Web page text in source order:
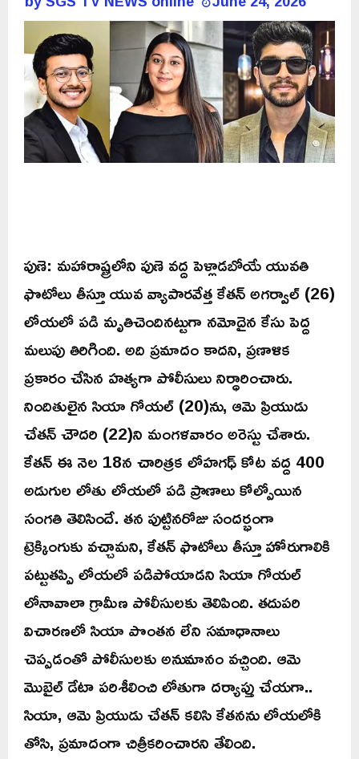
పుణె: మహారాష్ట్రలోని పుణె వద్ద పెళ్లాడబోయే యువతి
ఫొటోలు తీస్తూ యువ వ్యాపారవేత్త కేతన్ అగర్వాల్ (26)
లోయలో పడి మృతిచెందినట్టుగా నమోదైన కేసు పెద్ద
మలుపు తిరిగింది. అది ప్రమాదం కాదని, ప్రణాళిక
ప్రకారం చేసిన హత్యగా పోలీసులు నిర్ధారించారు.
నిందితులైన సియా గోయల్ (20)ను, ఆమె ప్రియుడు
చేతన్ చౌదరి (22)ని మంగళవారం అరెస్టు చేశారు.
కేతన్ ఈ నెల 18న చారిత్రక లోహగఢ్ కోట వద్ద 400
అడుగుల లోతు లోయలో పడి ప్రాణాలు కోల్పోయిన
సంగతి తెలిసిందే. తన పుట్టినరోజు సందర్భంగా
ట్రెక్కింగుకు వచ్చామని, కేతన్ ఫొటోలు తీస్తూ హోరుగాలికి
పట్టుతప్పి లోయలో పడిపోయాడని సియా గోయల్
లోనావాలా గ్రామీణ పోలీసులకు తెలిపింది. తదుపరి
విచారణలో సియా పొంతన లేని సమాధానాలు
చెప్పడంతో పోలీసులకు అనుమానం వచ్చింది. ఆమె
మొబైల్ డేటా పరిశీలించి లోతుగా దర్యాప్తు చేయగా..
సియా, ఆమె ప్రియుడు చేతన్ కలిసి కేతనను లోయలోకి
తోసి, ప్రమాదంగా చిత్రీకరించారని తేలింది.